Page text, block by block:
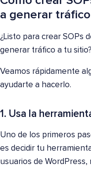
a generar tráfico
¿Listo para crear SOPs
generar tráfico a tu sitio?
Veamos rápidamente
ayudarte a hacerlo.
1. Usa la
Uno de los primeros
es decidir tu
usuarios de